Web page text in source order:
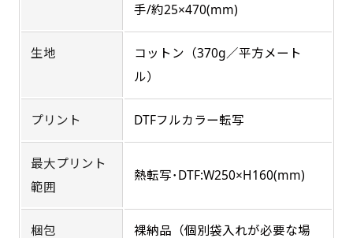
手/約25×470(mm)
生地
コットン（370g／平方メート
ル）
プリント DTFフルカラー転写
最大プリント
範囲
熱転写･DTF:W250×H160(mm)
梱包
裸納品（個別袋入れが必要な場
布A1ポスター(60x84)
のぼり旗と同じデザインで飾れば宣伝効果UP!
布A1ポスター(84x60)
のぼり旗と同じデザインで飾れば宣伝効果UP!